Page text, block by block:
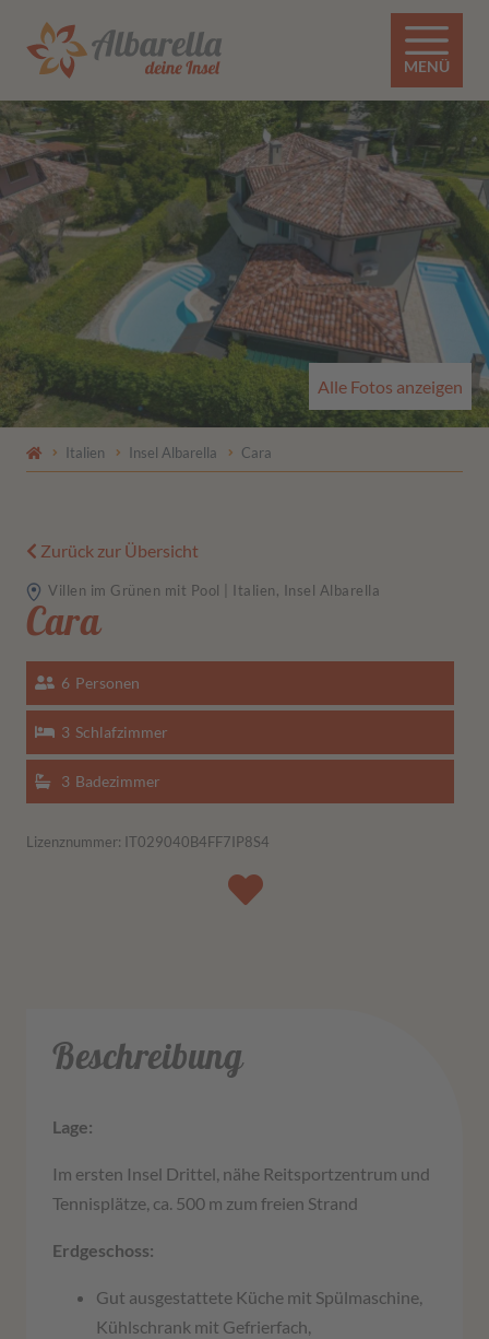
MENÜ
Alle Fotos anzeigen
Italien Insel Albarella Cara
Zurück zur Übersicht
Villen im Grünen mit Pool | Italien, Insel Albarella
Cara
Personen
6
Schlafzimmer
3
Badezimmer
3
Lizenznummer: IT029040B4FF7IP8S4
Beschreibung
Lage:
Im ersten Insel Drittel, nähe Reitsportzentrum und
Tennisplätze, ca. 500 m zum freien Strand
Erdgeschoss:
Gut ausgestattete Küche mit Spülmaschine,
Kühlschrank mit Gefrierfach,